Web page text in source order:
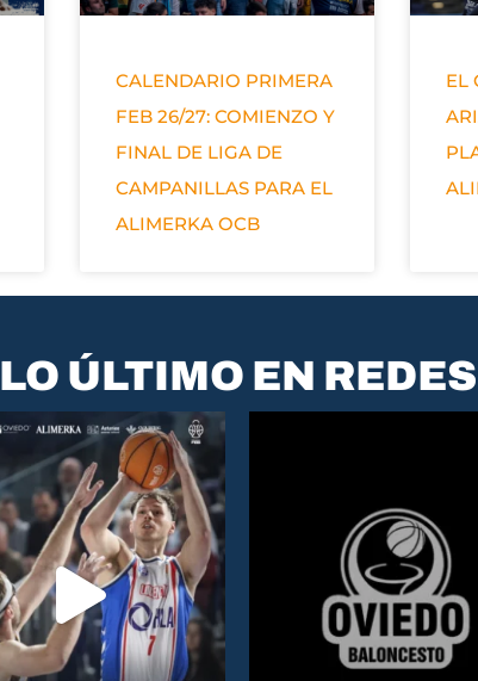
CALENDARIO PRIMERA
FEB 26/27: COMIENZO Y
FINAL DE LIGA DE
CAMPANILLAS PARA EL
ALIMERKA OCB
EL
LO ÚLTIMO EN REDES